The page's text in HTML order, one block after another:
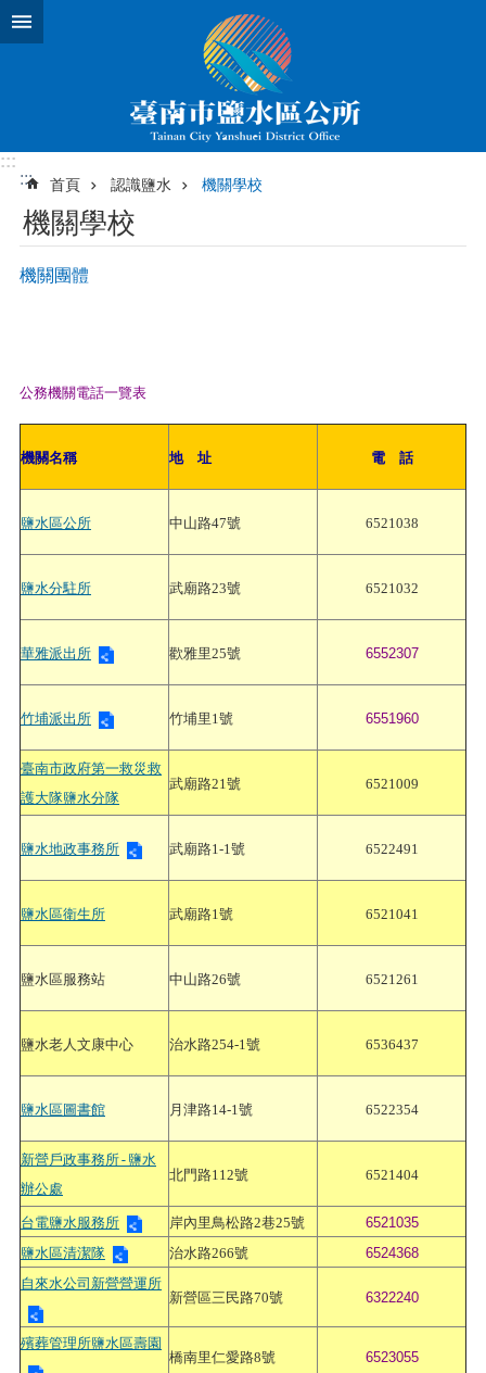
跳到主要內容區塊
:::
:::
首頁 認識鹽水 機關學校
機關學校
機關團體
公務機關電話一覽表
機關名稱 地 址 電 話
鹽水區公所 中山路47號 6521038
鹽水分駐所 武廟路23號 6521032
華雅派出所 歡雅里25號 6552307
竹埔派出所 竹埔里1號 6551960
臺南市政府第一救災救
護大隊鹽水分隊
武廟路21號 6521009
鹽水地政事務所 武廟路1-1號 6522491
鹽水區衛生所 武廟路1號 6521041
鹽水區服務站 中山路26號 6521261
鹽水老人文康中心 治水路254-1號 6536437
鹽水區圖書館 月津路14-1號 6522354
新營戶政事務所-鹽水
辦公處
北門路112號 6521404
台電鹽水服務所 岸內里鳥松路2巷25號
6521035
鹽水區清潔隊
治水路266號
6524368
自來水公司新營營運所
新營區三民路70號
6322240
殯葬管理所鹽水區壽園
橋南里仁愛路8號
6523055